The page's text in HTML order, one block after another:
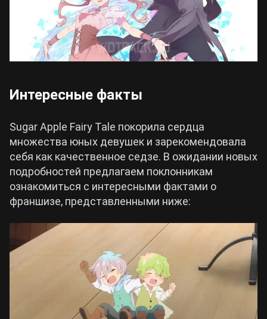
Интересные факты
Sugar Apple Fairy Tale покорила сердца
множества юных девушек и зарекомендовала
себя как качественное седзе. В ожидании новых
подробностей предлагаем поклонникам
ознакомиться с интересными фактами о
франшизе, представленными ниже: